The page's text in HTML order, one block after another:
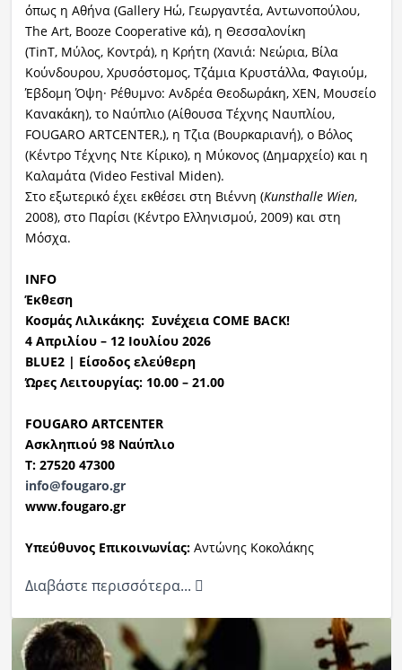
όπως η Αθήνα (Gallery Ηώ, Γεωργαντέα, Αντωνοπούλου,
The Art, Booze Cooperative κά), η Θεσσαλονίκη
(TinT, Μύλος, Κοντρά), η Κρήτη (Χανιά: Νεώρια, Βίλα
Κούνδουρου, Χρυσόστομος, Τζάμια Κρυστάλλα, Φαγιούμ,
Έβδομη Όψη· Ρέθυμνο: Ανδρέα Θεοδωράκη, ΧΕΝ, Μουσείο
Κανακάκη), το Ναύπλιο (Αίθουσα Τέχνης Ναυπλίου,
FOUGARO ARTCENTER,), η Τζια (Βουρκαριανή), ο Βόλος
(Κέντρο Τέχνης Ντε Κίρικο), η Μύκονος (Δημαρχείο) και η
Καλαμάτα (Video Festival Miden).
Στο εξωτερικό έχει εκθέσει στη Βιέννη (Kunsthalle Wien,
2008), στο Παρίσι (Κέντρο Ελληνισμού, 2009) και στη
Μόσχα.
INFO
Έκθεση
Κοσμάς Λιλικάκης: Συνέχεια COME BACK!
4 Απριλίου – 12 Ιουλίου 2026
BLUE2 | Είσοδος ελεύθερη
Ώρες Λειτουργίας: 10.00 – 21.00
FOUGAROARTCENTER
Ασκληπιού 98 Ναύπλιο
Τ: 27520 47300
info@fougaro.gr
www.fougaro.gr
Υπεύθυνος Επικοινωνίας: Αντώνης Κοκολάκης
Διαβάστε περισσότερα...